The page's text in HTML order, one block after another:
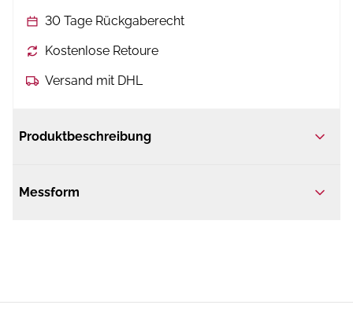
30 Tage Rückgaberecht
Kostenlose Retoure
Versand mit DHL
Produktbeschreibung
Messform